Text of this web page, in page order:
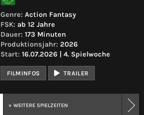
Genre: Action Fantasy
FSK: ab 12 Jahre
Dauer: 173 Minuten
Produktionsjahr: 2026
Start: 16.07.2026 | 4. Spielwoche
FILMINFOS TRAILER
» WEITERE SPIELZEITEN